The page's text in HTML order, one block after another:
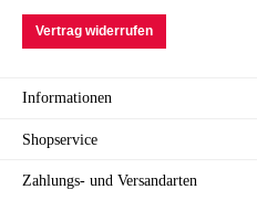
Vertrag widerrufen
Informationen
Shopservice
Zahlungs- und Versandarten